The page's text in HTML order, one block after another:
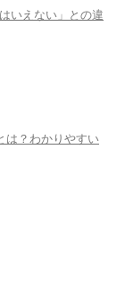
いえない」との違
は？わかりやすい